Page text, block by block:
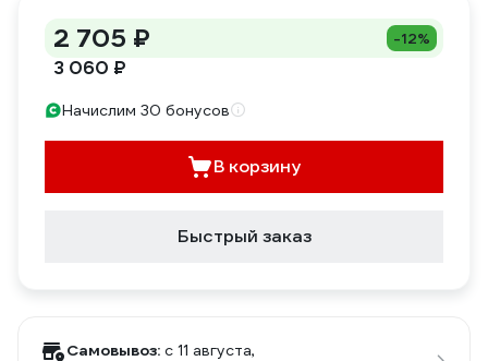
2 705 ₽ -12%
3 060 ₽
Начислим 30 бонусов
В корзину
Быстрый заказ
Самовывоз: c 11 августа,